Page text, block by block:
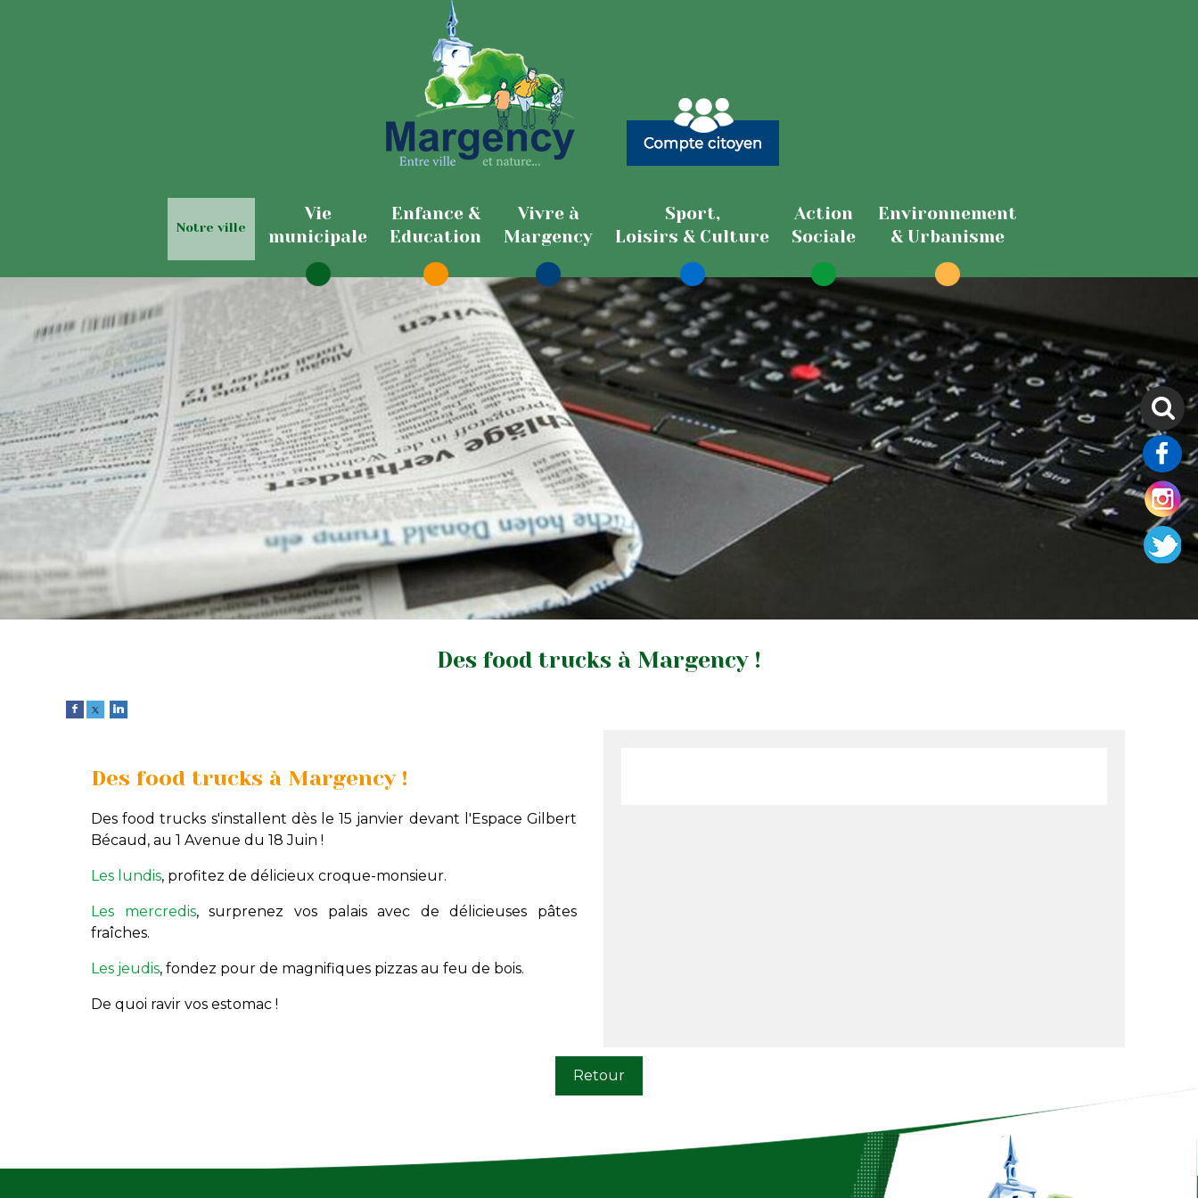
Notre ville
Vie
municipale
Enfance &
Education
Vivre à
Margency
Sport,
Loisirs & Culture
Action
Sociale
Environnement
& Urbanisme
Des food trucks à Margency !
Des food trucks à Margency !
Des food trucks s'installent dès le 15 janvier devant l'Espace Gilbert
Bécaud, au 1 Avenue du 18 Juin !
Les lundis, profitez de délicieux croque-monsieur.
Les mercredis, surprenez vos palais avec de délicieuses pâtes
fraîches.
Les jeudis, fondez pour de magnifiques pizzas au feu de bois.
De quoi ravir vos estomac !
Retour